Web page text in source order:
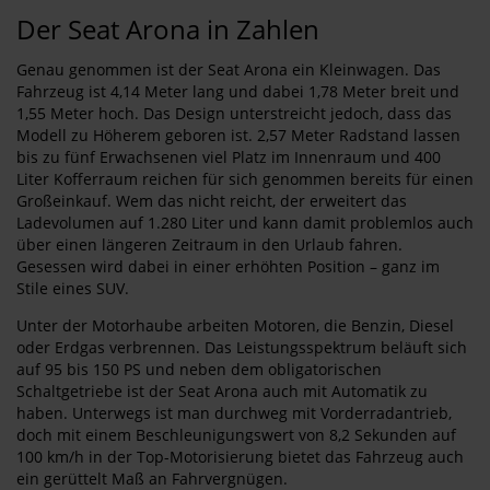
Der Seat Arona in Zahlen
Genau genommen ist der Seat Arona ein Kleinwagen. Das
Fahrzeug ist 4,14 Meter lang und dabei 1,78 Meter breit und
1,55 Meter hoch. Das Design unterstreicht jedoch, dass das
Modell zu Höherem geboren ist. 2,57 Meter Radstand lassen
bis zu fünf Erwachsenen viel Platz im Innenraum und 400
Liter Kofferraum reichen für sich genommen bereits für einen
Großeinkauf. Wem das nicht reicht, der erweitert das
Ladevolumen auf 1.280 Liter und kann damit problemlos auch
über einen längeren Zeitraum in den Urlaub fahren.
Gesessen wird dabei in einer erhöhten Position – ganz im
Stile eines SUV.
Unter der Motorhaube arbeiten Motoren, die Benzin, Diesel
oder Erdgas verbrennen. Das Leistungsspektrum beläuft sich
auf 95 bis 150 PS und neben dem obligatorischen
Schaltgetriebe ist der Seat Arona auch mit Automatik zu
haben. Unterwegs ist man durchweg mit Vorderradantrieb,
doch mit einem Beschleunigungswert von 8,2 Sekunden auf
100 km/h in der Top-Motorisierung bietet das Fahrzeug auch
ein gerüttelt Maß an Fahrvergnügen.